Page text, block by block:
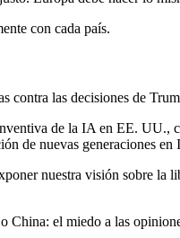
con cada país.
contra las decisiones de
de la IA en EE. UU.,
de nuevas generaciones en
nuestra visión sobre la
China: el miedo a las